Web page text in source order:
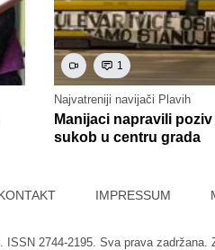
1
Najvatreniji navijači Plavih
Manijaci napravili
sukob u centru grada
IMPRESSUM
ISSN 2744-2195. Sva prava